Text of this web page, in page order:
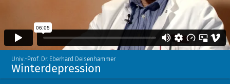
Univ.-Prof. Dr. Eberhard Deisenhammer
Winterdepression